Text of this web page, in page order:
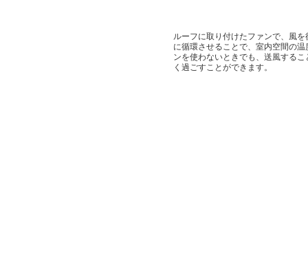
ルーフに取り付けたファンで、風
に循環させることで、室内空間の
ンを使わないときでも、送風する
く過ごすことができます。